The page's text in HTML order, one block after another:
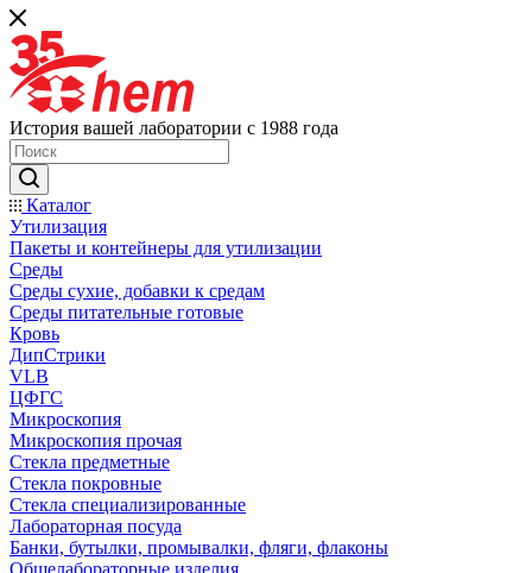
История вашей лаборатории с 1988 года
Каталог
Утилизация
Пакеты и контейнеры для утилизации
Среды
Среды сухие, добавки к средам
Среды питательные готовые
Кровь
ДипСтрики
VLB
ЦФГС
Микроскопия
Микроскопия прочая
Стекла предметные
Стекла покровные
Стекла специализированные
Лабораторная посуда
Банки, бутылки, промывалки, фляги, флаконы
Общелабораторные изделия